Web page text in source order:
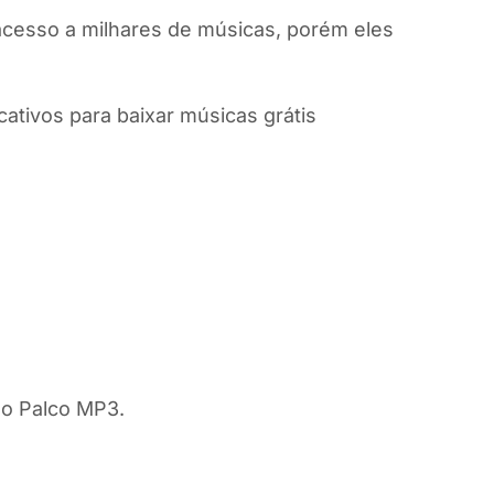
a milhares de músicas, porém eles
para baixar músicas grátis
Palco MP3.